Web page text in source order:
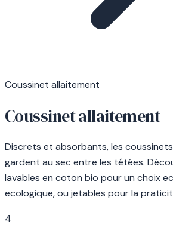
Coussinet allaitement
Coussinet allaitement
Discrets et absorbants, les
gardent au sec entre les tétées.
lavables en coton bio pour un choix
ecologique, ou jetables pour la
4